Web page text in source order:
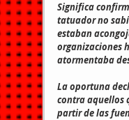
Significa
tatuador no
estaban
organizaciones
atormentaba
La oportuna
contra aquellos
partir de las